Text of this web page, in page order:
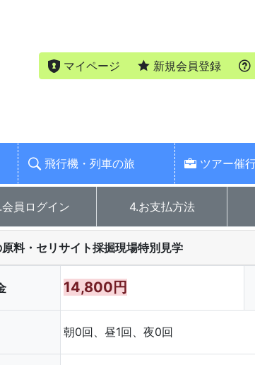
マイページ 新規会員登録
飛行機・列車の旅 ツアー催
員ログイン 4.お支払方法
料・セリサイト採掘現場特別見学
14,800円
朝0回、昼1回、夜0回